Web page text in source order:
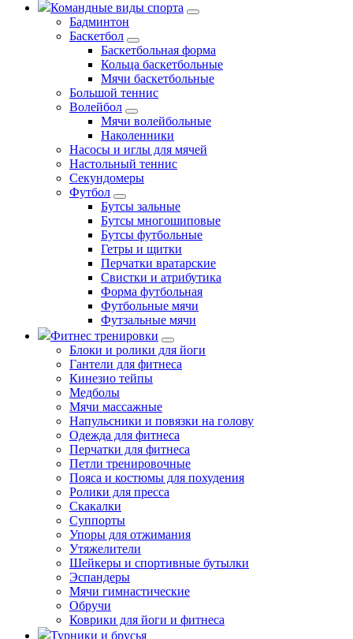
Командные виды спорта
Бадминтон
Баскетбол
Баскетбольная форма
Кольца баскетбольные
Мячи баскетбольные
Большой теннис
Волейбол
Мячи волейбольные
Наколенники
Насосы и иглы для мячей
Настольный теннис
Секундомеры
Футбол
Бутсы зальные
Бутсы многошиповые
Бутсы футбольные
Гетры и щитки
Перчатки вратарские
Свистки и атрибутика
Форма футбольная
Футбольные мячи
Футзальные мячи
Фитнес тренировки
Блоки и ролики для йоги
Гантели для фитнеса
Кинезио тейпы
Медболы
Мячи массажные
Напульсники и повязки на голову
Одежда для фитнеса
Перчатки для фитнеса
Петли тренировочные
Пояса и костюмы для похудения
Ролики для пресса
Скакалки
Суппорты
Упоры для отжимания
Утяжелители
Шейкеры и спортивные бутылки
Эспандеры
Мячи гимнастические
Обручи
Коврики для йоги и фитнеса
Турники и брусья